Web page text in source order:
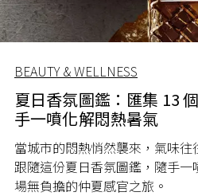
BEAUTY & WELLNESS
夏日香氛圖鑑：匯集 13
手一噴化解悶熱暑氣
當城市的悶熱悄然襲來，氣味往
跟隨這份夏日香氛圖鑑，隨手
場無負擔的仲夏感官之旅。